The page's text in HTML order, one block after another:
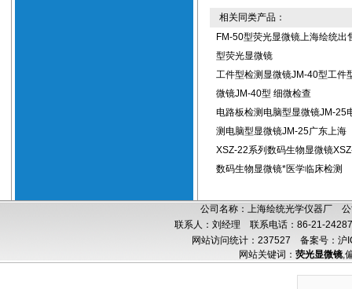
相关同类产品：
FM-50型荧光显微镜上海绘统出
型荧光显微镜
工件型检测显微镜JM-40型工件
微镜JM-40型 细微检查
电路板检测电脑型显微镜JM-25
测电脑型显微镜JM-25广东上海
XSZ-22系列数码生物显微镜
数码生物显微镜*医学临床检测
公司名称：上海绘统光学仪器厂
联系人：刘经理 联系电话：86-21-
网站访问统计：237527 备案号：沪
网站关键词： 荧光显微镜,